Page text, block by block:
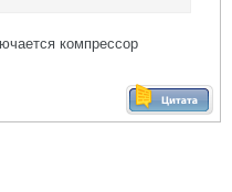
компрессор